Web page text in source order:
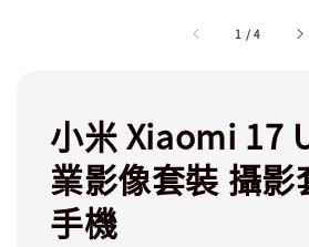
1 /4
小米 Xiaomi 17
業影像套裝 攝影
手機